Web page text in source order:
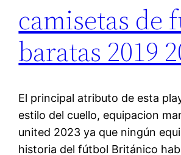
camisetas de
baratas 2019
El principal atributo de esta
estilo del cuello, equipacion
united 2023 ya que ningún
historia del fútbol Británico